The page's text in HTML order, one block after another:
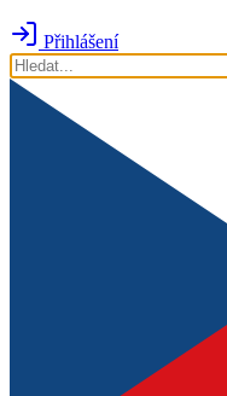
Přihlášení